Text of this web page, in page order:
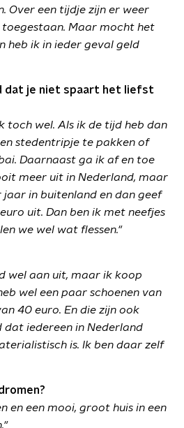
Over een tijdje zijn er weer
toegestaan. Maar mocht het
heb ik in ieder geval geld
dat je niet spaart het liefst
toch wel. Als ik de tijd heb dan
stedentripje te pakken of
Daarnaast ga ik af en toe
meer uit in Nederland, maar
jaar in buitenland en dan geef
uit. Dan ben ik met neefjes
we wel wat flessen."
wel aan uit, maar ik koop
wel een paar schoenen van
40 euro. En die zijn ook
dat iedereen in Nederland
is. Ik ben daar zelf
en een mooi, groot huis in een